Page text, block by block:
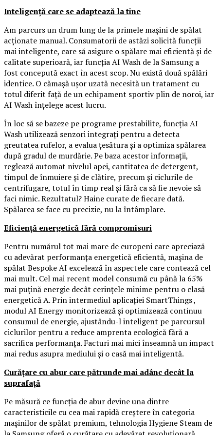
Inteligență care se adaptează la tine
Am parcurs un drum lung de la primele mașini de spălat
acționate manual. Consumatorii de astăzi solicită funcții
mai inteligente, care să asigure o spălare mai eficientă și de
calitate superioară, iar funcția AI Wash de la Samsung a
fost concepută exact în acest scop. Nu există două spălări
identice. O cămașă ușor uzată necesită un tratament cu
totul diferit față de un echipament sportiv plin de noroi, iar
AI Wash înțelege acest lucru.
În loc să se bazeze pe programe prestabilite, funcția AI
Wash utilizează senzori integrați pentru a detecta
greutatea rufelor, a evalua țesătura și a optimiza spălarea
după gradul de murdărie. Pe baza acestor informații,
reglează automat nivelul apei, cantitatea de detergent,
timpul de înmuiere și de clătire, precum și ciclurile de
centrifugare, totul în timp real și fără ca să fie nevoie să
faci nimic. Rezultatul? Haine curate de fiecare dată.
Spălarea se face cu precizie, nu la întâmplare.
Eficiență energetică fără compromisuri
Pentru numărul tot mai mare de europeni care apreciază
cu adevărat performanța energetică eficientă, mașina de
spălat Bespoke AI excelează în aspectele care contează cel
mai mult. Cel mai recent model consumă cu până la 65%
mai puțină energie decât cerințele minime pentru o clasă
energetică A. Prin intermediul aplicației SmartThings ,
modul AI Energy monitorizează și optimizează continuu
consumul de energie, ajustându-l inteligent pe parcursul
ciclurilor pentru a reduce amprenta ecologică fără a
sacrifica performanța. Facturi mai mici înseamnă un impact
mai redus asupra mediului și o casă mai inteligentă.
Curățare cu abur care pătrunde mai adânc decât la
suprafață
Pe măsură ce funcția de abur devine una dintre
caracteristicile cu cea mai rapidă creștere în categoria
mașinilor de spălat premium, tehnologia Hygiene Steam de